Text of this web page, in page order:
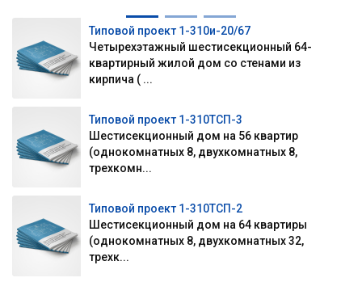
Типовой проект 1-310и-20/67
Четырехэтажный шестисекционный 64-
квартирный жилой дом со стенами из
кирпича ( ...
Типовой проект 1-310ТСП-3
Шестисекционный дом на 56 квартир
(однокомнатных 8, двухкомнатных 8,
трехкомн...
Типовой проект 1-310ТСП-2
Шестисекционный дом на 64 квартиры
(однокомнатных 8, двухкомнатных 32,
трехк...